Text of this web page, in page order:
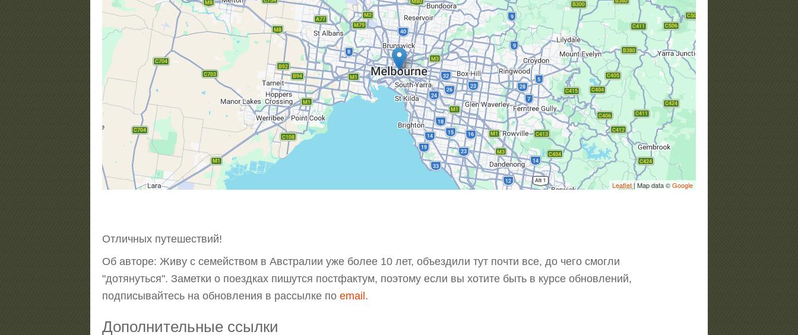
Leaflet| Map data ©Google
Отличных путешествий!
Об авторе: Живу с семейством в Австралии уже более 10 лет, объездили тут почти все, до чего смогли
"дотянуться". Заметки о поездках пишутся постфактум, поэтому если вы хотите быть в курсе обновлений,
подписывайтесь на обновления в рассылке по email.
Дополнительные ссылки